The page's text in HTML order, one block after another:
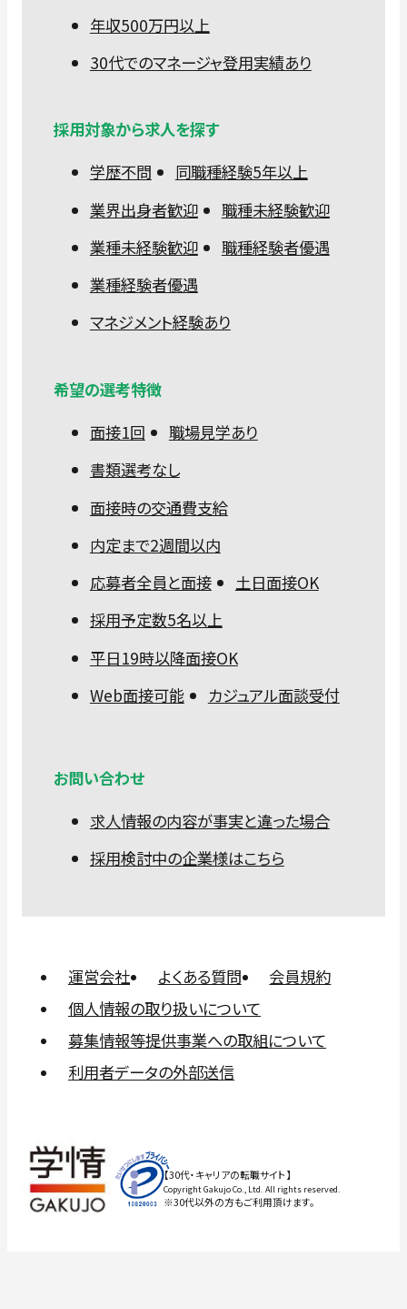
年収500万円以上
30代でのマネージャ登用実績あり
採用対象から求人を探す
学歴不問
同職種経験5年以上
業界出身者歓迎
職種未経験歓迎
業種未経験歓迎
職種経験者優遇
業種経験者優遇
マネジメント経験あり
希望の選考特徴
面接1回
職場見学あり
書類選考なし
面接時の交通費支給
内定まで2週間以内
応募者全員と面接
土日面接OK
採用予定数5名以上
平日19時以降面接OK
Web面接可能
カジュアル面談受付
お問い合わせ
求人情報の内容が事実と違った場合
採用検討中の企業様はこちら
運営会社 よくある質問
会員規約
個人情報の取り扱いについて
募集情報等提供事業への取組について
利用者データの外部送信
【30代・キャリアの転職サイト】
Copyright Gakujo Co., Ltd. All rights reserved.
※30代以外の方もご利用頂けます。